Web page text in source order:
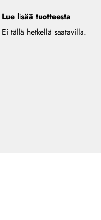
Lue lisää tuotteesta
Ei tällä hetkellä saatavilla.